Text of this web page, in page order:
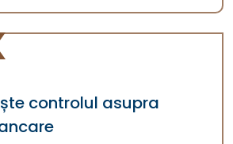
controlul asupra